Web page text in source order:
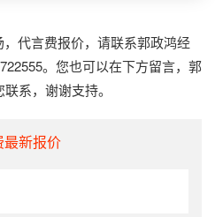
代言费报价，请联系郭政鸿经
。您也可以在下方留言，郭
系，谢谢支持。
新报价